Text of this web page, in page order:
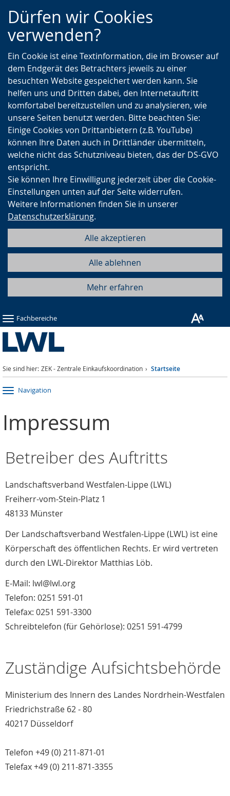
Zur
Hauptnavigation
Zur
Seitennavigation
Zum
Inhalt
Dürfen wir Cookies
verwenden?
Ein Cookie ist eine Textinformation, die im Browser auf
dem Endgerät des Betrachters jeweils zu einer
besuchten Website gespeichert werden kann. Sie
helfen uns und Dritten dabei, den Internetauftritt
komfortabel bereitzustellen und zu analysieren, wie
unsere Seiten benutzt werden. Bitte beachten Sie:
Einige Cookies von Drittanbietern (z.B. YouTube)
können Ihre Daten auch in Drittländer übermitteln,
welche nicht das Schutzniveau bieten, das der DS-GVO
entspricht.
Sie können Ihre Einwilligung jederzeit über die Cookie-
Einstellungen unten auf der Seite widerrufen.
Weitere Informationen finden Sie in unserer
Datenschutzerklärung.
Alle akzeptieren
Alle ablehnen
Mehr erfahren
Fachbereiche
Sie sind hier: ZEK - Zentrale Einkaufskoordination Startseite
Navigation
Impressum
Betreiber des Auftritts
Landschaftsverband Westfalen-Lippe (LWL)
Freiherr-vom-Stein-Platz 1
48133 Münster
Der Landschaftsverband Westfalen-Lippe (LWL) ist eine
Körperschaft des öffentlichen Rechts. Er wird vertreten
durch den LWL-Direktor Matthias Löb.
E-Mail: lwl@lwl.org
Telefon: 0251 591-01
Telefax: 0251 591-3300
Schreibtelefon (für Gehörlose): 0251 591-4799
Zuständige Aufsichtsbehörde
Ministerium des Innern des Landes Nordrhein-Westfalen
Friedrichstraße 62 - 80
40217 Düsseldorf
Telefon +49 (0) 211-871-01
Telefax +49 (0) 211-871-3355